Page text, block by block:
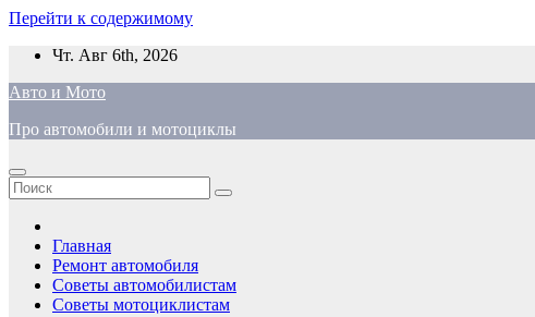
Перейти к содержимому
Чт. Авг 6th, 2026
Авто и Мото
Про автомобили и мотоциклы
Главная
Ремонт автомобиля
Советы автомобилистам
Советы мотоциклистам